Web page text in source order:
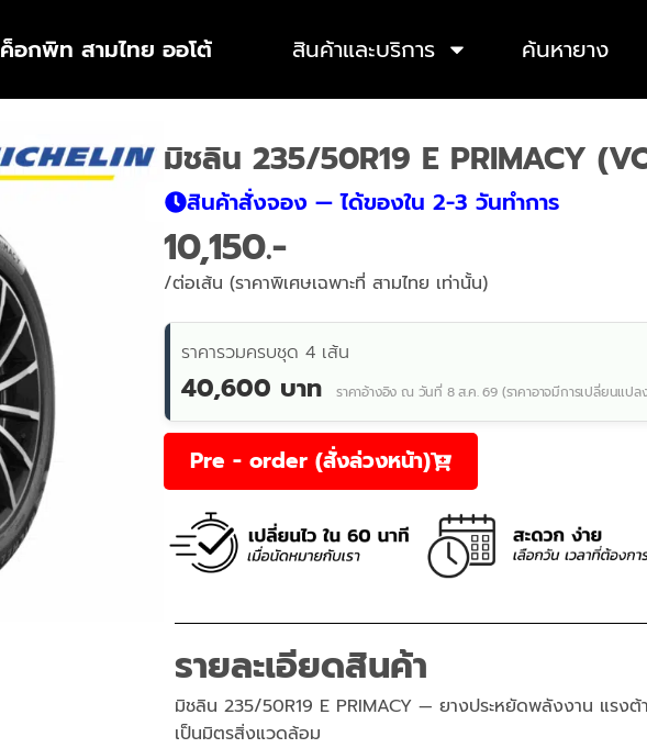
ค็อกพิท สามไทย ออโต้ สินค้าและบริการ ค้นหายาง
มิชลิน 235/50R19 E PRIMACY
สินค้าสั่งจอง — ได้ของใน 2-3 วันทำการ
10,150
/ต่อเส้น (ราคาพิเศษเฉพาะที่ สามไทย เท่านั้น)
ราคารวมครบชุด 4 เส้น
40,600 บาท ราคาอ้างอิง ณ วันที่ 8 ส.ค. 69 (ราคาอาจมีการเปลี่ยนแปล
Pre - order (สั่งล่วงหน้า)
รายละเอียดสินค้า
มิชลิน 235/50R19 E PRIMACY — ยางประหยัดพลังงาน แรง
เป็นมิตรสิ่งแวดล้อม